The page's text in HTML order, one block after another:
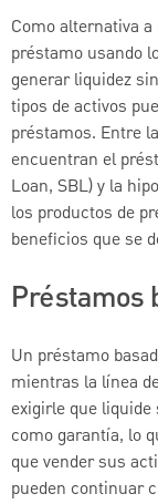
Como alternativa
préstamo usando
generar liquidez
tipos de activos
préstamos. Entre
encuentran el
Loan, SBL) y la
los productos de
beneficios que se
Préstamos
Un préstamo
mientras la línea
exigirle que
como garantía, lo
que vender sus
pueden continuar